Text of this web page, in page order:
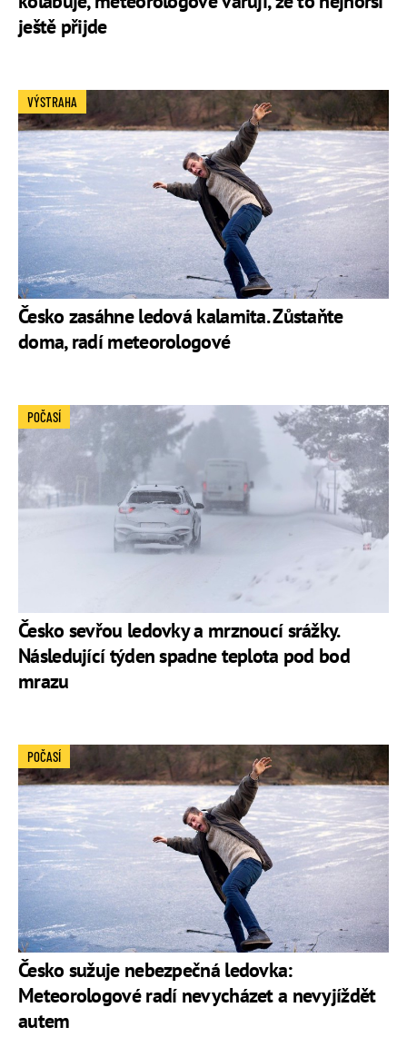
ještě přijde
Česko zasáhne ledová kalamita. Zůstaňte
doma, radí meteorologové
VÝSTRAHA
Česko sevřou ledovky a mrznoucí srážky.
Následující týden spadne teplota pod bod
mrazu
POČASÍ
Česko sužuje nebezpečná ledovka:
Meteorologové radí nevycházet a nevyjíždět
autem
POČASÍ